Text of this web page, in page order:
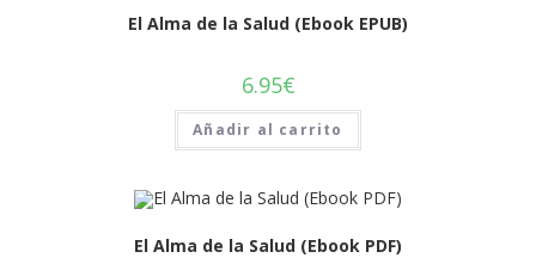
El Alma de la Salud (Ebook EPUB)
6.95€
Añadir al carrito
El Alma de la Salud (Ebook PDF)